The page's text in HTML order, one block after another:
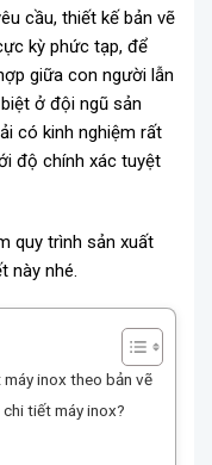
cầu, thiết kế bản vẽ
kỳ phức tạp, để
giữa con người lẫn
ở đội ngũ sản
có kinh nghiệm rất
độ chính xác tuyệt
quy trình sản xuất
này nhé.
inox theo bản vẽ
tiết máy inox?